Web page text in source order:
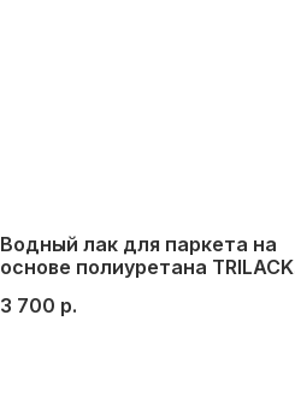
Водный лак для паркета на
основе полиуретана TRILACK
3 700 р.